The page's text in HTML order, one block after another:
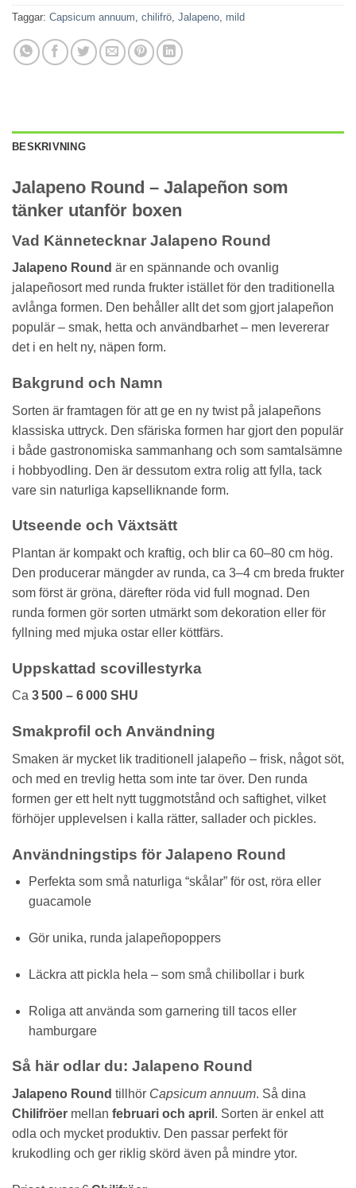
Taggar: Capsicum annuum chilifrö Jalapeno mild
BESKRIVNING
Jalapeno Round – Jalapeñon som
tänker utanför boxen
Vad Kännetecknar Jalapeno Round
Jalapeno Round är en spännande och ovanlig
jalapeñosort med runda frukter istället för den traditionella
avlånga formen. Den behåller allt det som gjort jalapeñon
populär – smak, hetta och användbarhet – men levererar
det i en helt ny, näpen form.
Bakgrund och Namn
Sorten är framtagen för att ge en ny twist på jalapeñons
klassiska uttryck. Den sfäriska formen har gjort den populär
i både gastronomiska sammanhang och som samtalsämne
i hobbyodling. Den är dessutom extra rolig att fylla, tack
vare sin naturliga kapselliknande form.
Utseende och Växtsätt
Plantan är kompakt och kraftig, och blir ca 60–80 cm hög.
Den producerar mängder av runda, ca 3–4 cm breda frukter
som först är gröna, därefter röda vid full mognad. Den
runda formen gör sorten utmärkt som dekoration eller för
fyllning med mjuka ostar eller köttfärs.
Uppskattad scovillestyrka
Ca 3 500 – 6 000 SHU
Smakprofil och Användning
Smaken är mycket lik traditionell jalapeño – frisk, något söt,
och med en trevlig hetta som inte tar över. Den runda
formen ger ett helt nytt tuggmotstånd och saftighet, vilket
förhöjer upplevelsen i kalla rätter, sallader och pickles.
Användningstips för Jalapeno Round
Perfekta som små naturliga “skålar” för ost, röra eller
guacamole
Gör unika, runda jalapeñopoppers
Läckra att pickla hela – som små chilibollar i burk
Roliga att använda som garnering till tacos eller
hamburgare
Så här odlar du: Jalapeno Round
Jalapeno Round tillhör Capsicum annuum. Så dina
Chilifröer mellan februari och april . Sorten är enkel att
odla och mycket produktiv. Den passar perfekt för
krukodling och ger riklig skörd även på mindre ytor.